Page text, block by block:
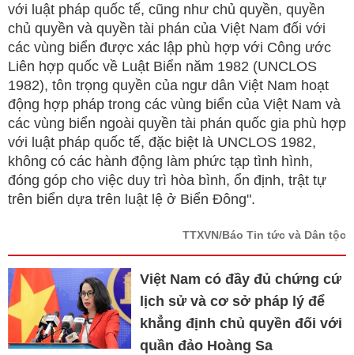
với luật pháp quốc tế, cũng như chủ quyền, quyền
chủ quyền và quyền tài phán của Việt Nam đối với
các vùng biển được xác lập phù hợp với Công ước
Liên hợp quốc về Luật Biển năm 1982 (UNCLOS
1982), tôn trọng quyền của ngư dân Việt Nam hoạt
động hợp pháp trong các vùng biển của Việt Nam và
các vùng biển ngoài quyền tài phán quốc gia phù hợp
với luật pháp quốc tế, đặc biệt là UNCLOS 1982,
không có các hành động làm phức tạp tình hình,
đóng góp cho việc duy trì hòa bình, ổn định, trật tự
trên biển dựa trên luật lệ ở Biển Đông".
TTXVN/Báo Tin tức và Dân tộc
Việt Nam có đầy đủ chứng cứ
lịch sử và cơ sở pháp lý để
khẳng định chủ quyền đối với
quần đảo Hoàng Sa